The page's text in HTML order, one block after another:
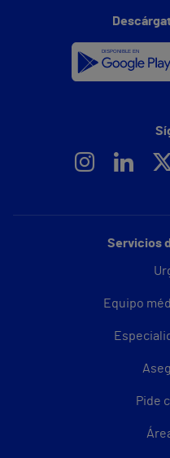
Servicios
Equipo
Pide